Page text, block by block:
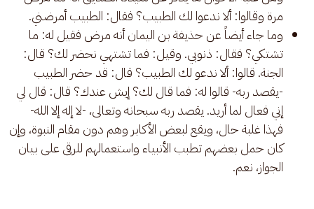
مرة وقالوا: ألا ندعوا لك الطبيب؟ فقال: الطبيب أمرضني.
وما جاء أيضاً عن حذيفة بن اليمان أنه مرض فقيل له: ما
تشتكي؟ فقال: ذنوبي. وقيل: فما تشتهي نحضر لك؟ قال:
الجنة. قالوا: ألا ندعو لك الطبيب؟ قال: قد حضر الطبيب
-يقصد ربه- قالوا له: فما قال لك؟ إيش عندك؟ قال: قال لي
إني فعال لما أريد. يقصد ربه سبحانه وتعالى، -لا إله إلا الله-
فهذا غلبة حال، ويقع لبعض الأكابر وهم دون مقام النبوة، وإن
كان حمل بعضهم تطبب الأنبياء واستعمالهم للرقى على بيان
الجواز، نعم.